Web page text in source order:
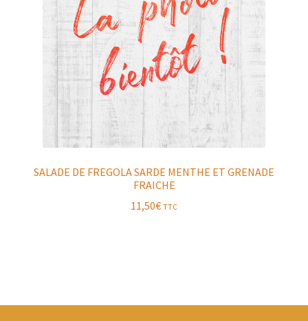
SALADE DE FREGOLA SARDE MENTHE ET GRENADE
FRAICHE
11,50€ TTC